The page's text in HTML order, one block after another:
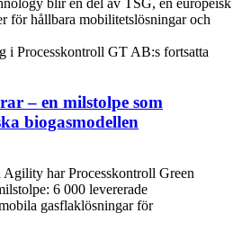
för hållbara mobilitetslösningar och
i Processkontroll GT AB:s fortsatta
– en milstolpe som
biogasmodellen
har Processkontroll Green
6 000 levererade
gasflaklösningar för